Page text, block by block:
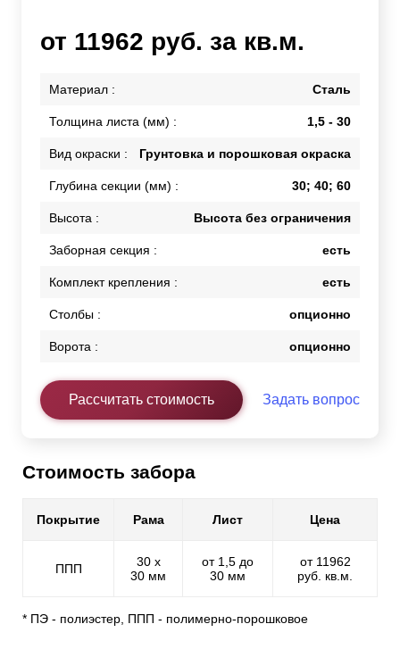
от 11962 руб. за кв.м.
Материал : Сталь
Толщина листа (мм) : 1,5 - 30
Вид окраски : Грунтовка и порошковая окраска
Глубина секции (мм) : 30; 40; 60
Высота : Высота без ограничения
Заборная секция : есть
Комплект крепления : есть
Столбы : опционно
Ворота : опционно
Рассчитать стоимость Задать вопрос
Стоимость забора
Покрытие Рама Лист Цена
ППП
30 х
30 мм
от 1,5 до
30 мм
от 11962
руб. кв.м.
* ПЭ - полиэстер, ППП - полимерно-порошковое